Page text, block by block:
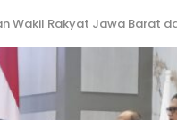
Wakil Rakyat Jawa Barat